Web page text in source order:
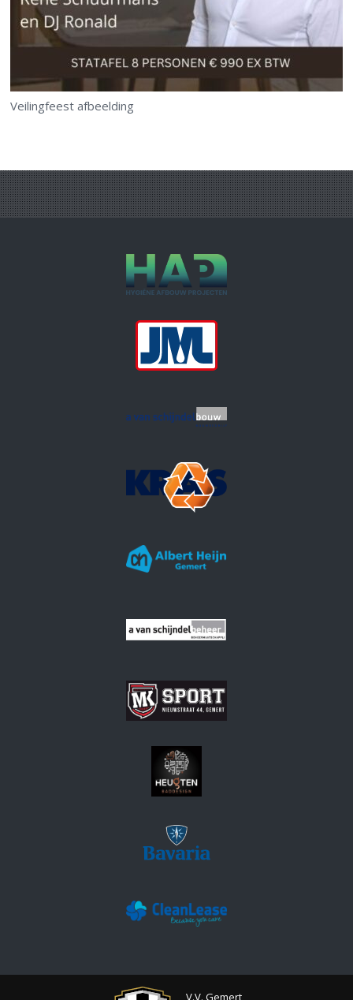
Veilingfeest afbeelding
V.V. Gemert